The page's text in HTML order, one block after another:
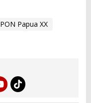
PON Papua XX